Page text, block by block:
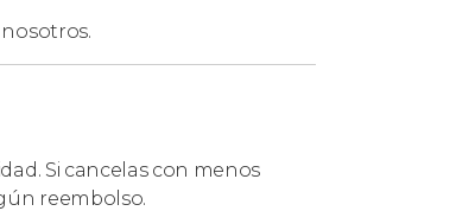
Si cancelas con menos
reembolso.